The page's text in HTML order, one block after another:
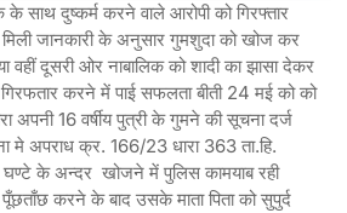
के साथ दुष्कर्म करने वाले आरोपी को गिरफ्तार
जानकारी के अनुसार गुमशुदा को खोज कर
वहीं दूसरी ओर नाबालिक को शादी का झासा देकर
करने में पाई सफलता बीती 24 मई को को
अपनी 16 वर्षीय पुत्री के गुमने की सूचना दर्ज
मे अपराध क्र. 166/23 धारा 363 ता.हि.
घण्टे के अन्दर खोजने में पुलिस कामयाब रही
करने के बाद उसके माता पिता को सुपुर्द